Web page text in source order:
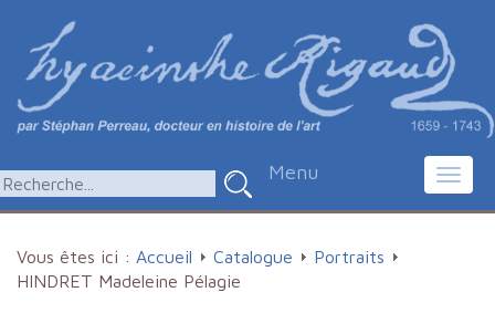
Menu
Vous êtes ici : Accueil Catalogue
Portraits
HINDRET Madeleine Pélagie